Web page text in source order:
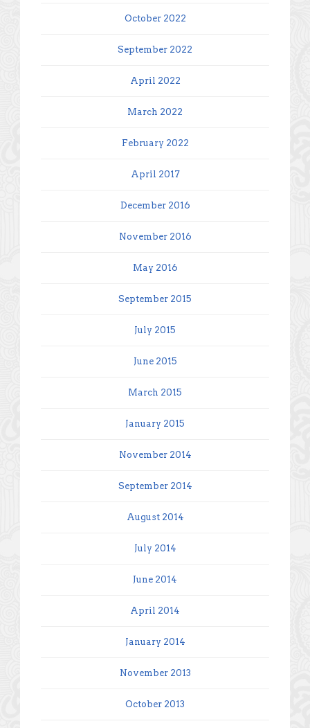
October 2022
September 2022
April 2022
March 2022
February 2022
April 2017
December 2016
November 2016
May 2016
September 2015
July 2015
June 2015
March 2015
January 2015
November 2014
September 2014
August 2014
July 2014
June 2014
April 2014
January 2014
November 2013
October 2013